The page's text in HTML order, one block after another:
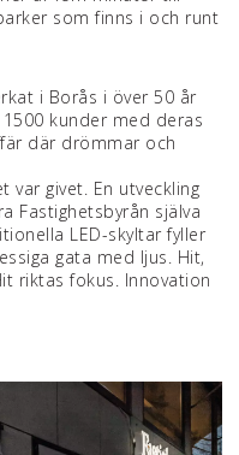
som finns i och runt
i Borås i över 50 år
kunder med deras
där drömmar och
givet. En utveckling
Fastighetsbyrån själva
LED-skyltar fyller
gata med ljus. Hit,
riktas fokus. Innovation